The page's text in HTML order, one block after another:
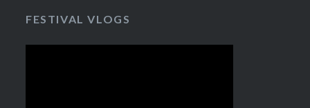
FESTIVAL VLOGS